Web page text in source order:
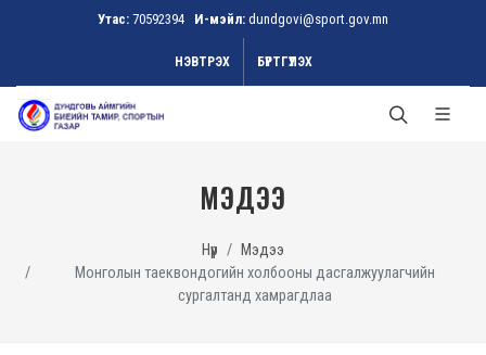
Утас: 70592394 И-мэйл: dundgovi@sport.gov.mn
НЭВТРЭХ БҮРТГҮҮЛЭХ
МЭДЭЭ
Нүүр
Мэдээ
Монголын таеквондогийн холбооны дасгалжуулагчийн
сургалтанд хамрагдлаа